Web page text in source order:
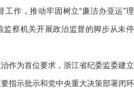
工作，推动牢固树立“廉洁办亚运”理
察机关开展政治监督的脚步从未停
为首位要求，浙江省纪委监委建立
指示批示和党中央重大决策部署闭环